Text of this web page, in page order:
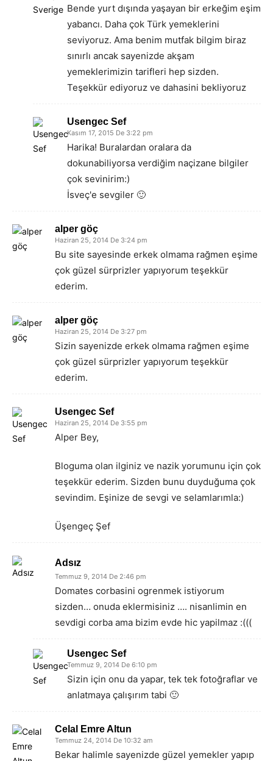
Bende yurt dışında yaşayan bir erkeğim eşim
yabancı. Daha çok Türk yemeklerini
seviyoruz. Ama benim mutfak bilgim biraz
sınırlı ancak sayenizde akşam
yemeklerimizin tarifleri hep sizden.
Teşekkür ediyoruz ve dahasini bekliyoruz
Usengec Sef
Kasım 17, 2015 De 3:22 pm
Harika! Buralardan oralara da
dokunabiliyorsa verdiğim naçizane bilgiler
çok sevinirim:)
İsveç'e sevgiler 🙂
alper göç
Haziran 25, 2014 De 3:24 pm
Bu site sayesinde erkek olmama rağmen eşime
çok güzel sürprizler yapıyorum teşekkür
ederim.
alper göç
Haziran 25, 2014 De 3:27 pm
Sizin sayenizde erkek olmama rağmen eşime
çok güzel sürprizler yapıyorum teşekkür
ederim.
Usengec Sef
Haziran 25, 2014 De 3:55 pm
Alper Bey,
Bloguma olan ilginiz ve nazik yorumunu için çok
teşekkür ederim. Sizden bunu duyduğuma çok
sevindim. Eşinize de sevgi ve selamlarımla:)
Üşengeç Şef
Adsız
Temmuz 9, 2014 De 2:46 pm
Domates corbasini ogrenmek istiyorum
sizden… onuda eklermisiniz …. nisanlimin en
sevdigi corba ama bizim evde hic yapilmaz :(((
Usengec Sef
Temmuz 9, 2014 De 6:10 pm
Sizin için onu da yapar, tek tek fotoğraflar ve
anlatmaya çalışırım tabi 🙂
Celal Emre Altun
Temmuz 24, 2014 De 10:32 am
Bekar halimle sayenizde güzel yemekler yapıp